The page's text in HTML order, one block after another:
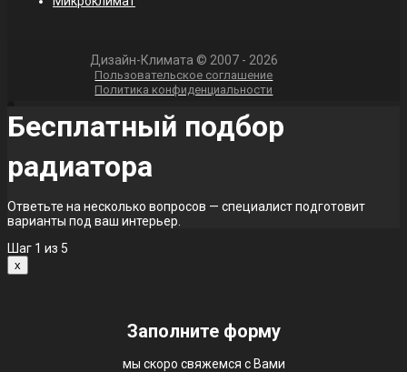
Дизайн-Климата © 2007 - 2026
Пользовательское соглашение
Политика конфиденциальности
Бесплатный подбор
радиатора
Ответьте на несколько вопросов — специалист подготовит
варианты под ваш интерьер.
Шаг 1 из 5
x
Заполните форму
мы скоро свяжемся с Вами